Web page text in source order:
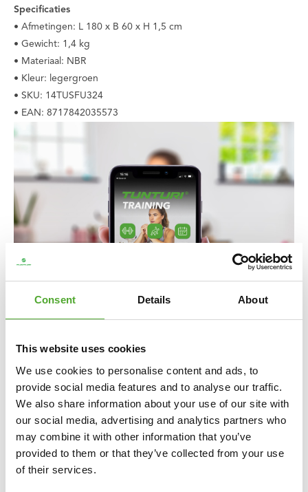
Consent Details About
This website uses cookies
We use cookies to personalise content and ads, to
provide social media features and to analyse our traffic.
We also share information about your use of our site with
our social media, advertising and analytics partners who
may combine it with other information that you’ve
provided to them or that they’ve collected from your use
of their services.
Specificaties
• Afmetingen: L 180 x B 60 x H 1,5 cm
• Gewicht: 1,4 kg
• Materiaal: NBR
• Kleur: legergroen
• SKU: 14TUSFU324
• EAN: 8717842035573
Inclusief gratis Tunturi Training app
Op zoek naar hulp, inspiratie of motivatie voor je